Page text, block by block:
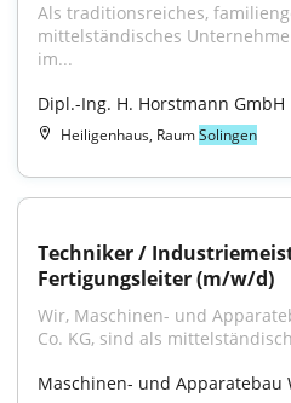
Als traditionsreiches,
mittelständisches
im...
Dipl.-Ing. H. Horstmann GmbH
Heiligenhaus, RaumSolingen
Techniker /
Fertigungsleiter (m/w/d)
Wir, Maschinen- und
Co. KG, sind als
Maschinen- und Apparatebau